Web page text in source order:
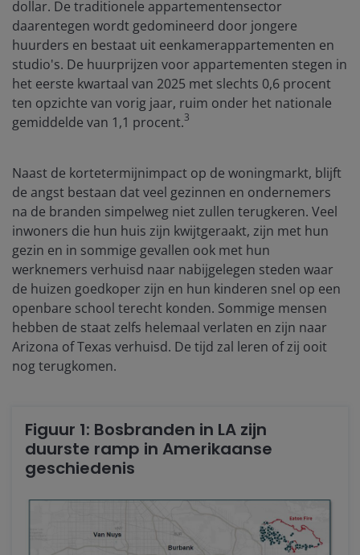
dollar. De traditionele appartementensector
daarentegen wordt gedomineerd door jongere
huurders en bestaat uit eenkamerappartementen en
studio's. De huurprijzen voor appartementen stegen in
het eerste kwartaal van 2025 met slechts 0,6 procent
ten opzichte van vorig jaar, ruim onder het nationale
gemiddelde van 1,1 procent.3
Naast de kortetermijnimpact op de woningmarkt, blijft
de angst bestaan dat veel gezinnen en ondernemers
na de branden simpelweg niet zullen terugkeren. Veel
inwoners die hun huis zijn kwijtgeraakt, zijn met hun
gezin en in sommige gevallen ook met hun
werknemers verhuisd naar nabijgelegen steden waar
de huizen goedkoper zijn en hun kinderen snel op een
openbare school terecht konden. Sommige mensen
hebben de staat zelfs helemaal verlaten en zijn naar
Arizona of Texas verhuisd. De tijd zal leren of zij ooit
nog terugkomen.
Figuur 1: Bosbranden in LA zijn
duurste ramp in Amerikaanse
geschiedenis